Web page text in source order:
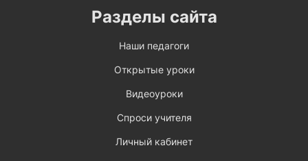
Разделы сайта
Наши педагоги
Открытые уроки
Видеоуроки
Спроси учителя
Личный кабинет